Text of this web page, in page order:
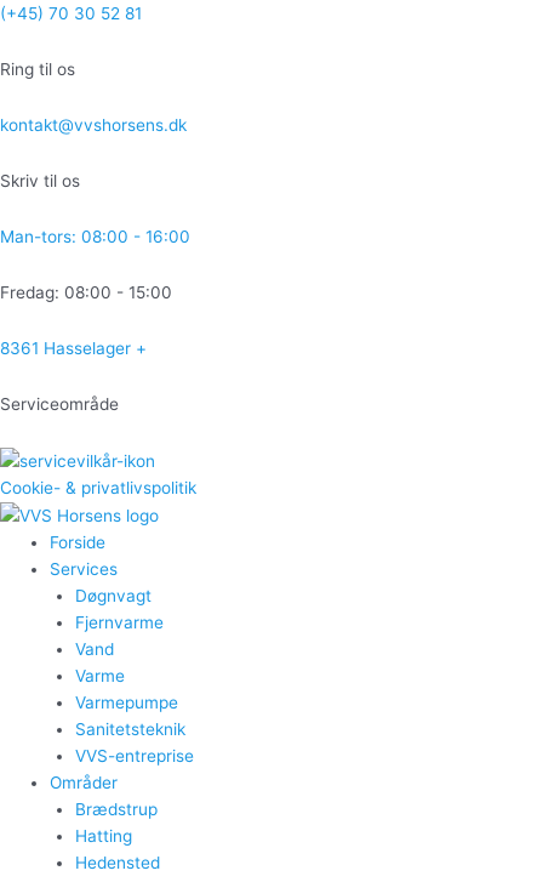
Gå
indholdet
(+45) 70 30 52 81
Ring til os
kontakt@vvshorsens.dk
Skriv til os
Man-tors: 08:00 - 16:00
Fredag: 08:00 - 15:00
8361 Hasselager +
Serviceområde
Cookie- & privatlivspolitik
Forside
Services
Døgnvagt
Fjernvarme
Vand
Varme
Varmepumpe
Sanitetsteknik
VVS-entreprise
Områder
Brædstrup
Hatting
Hedensted